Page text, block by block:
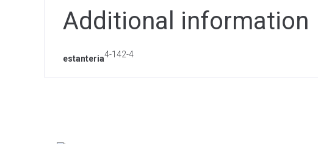
Additional information
estanteria4-142-4